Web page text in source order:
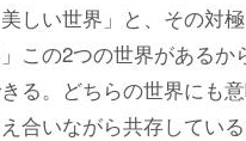
しい世界」と、その対
この2つの世界があるか
る。どちらの世界にも
合いながら共存してい